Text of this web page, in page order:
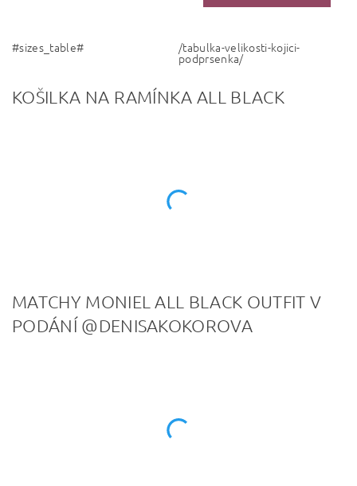
#sizes_table# /tabulka-velikosti-kojici-
podprsenka/
KOŠILKA NA RAMÍNKA ALL BLACK
MATCHY MONIEL ALL BLACK OUTFIT V
PODÁNÍ @DENISAKOKOROVA